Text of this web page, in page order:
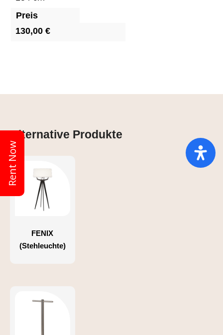
Rent Now
Preis
130,00 €
Alternative Produkte
FENIX
(Stehleuchte)